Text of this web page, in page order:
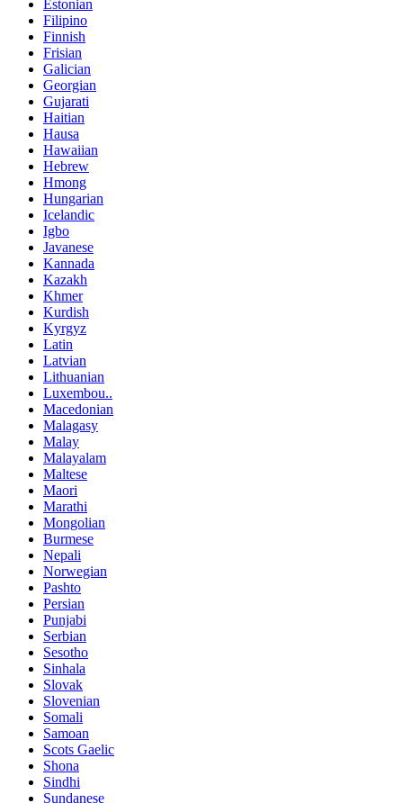
Estonian
Filipino
Finnish
Frisian
Galician
Georgian
Gujarati
Haitian
Hausa
Hawaiian
Hebrew
Hmong
Hungarian
Icelandic
Igbo
Javanese
Kannada
Kazakh
Khmer
Kurdish
Kyrgyz
Latin
Latvian
Lithuanian
Luxembou..
Macedonian
Malagasy
Malay
Malayalam
Maltese
Maori
Marathi
Mongolian
Burmese
Nepali
Norwegian
Pashto
Persian
Punjabi
Serbian
Sesotho
Sinhala
Slovak
Slovenian
Somali
Samoan
Scots Gaelic
Shona
Sindhi
Sundanese